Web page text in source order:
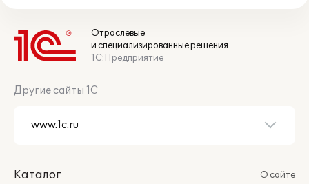
Отраслевые
и специализированные решения
1С:Предприятие
Другие сайты 1С
Каталог
О сайте